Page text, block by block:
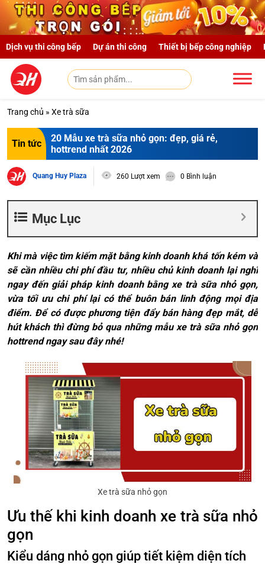
Skip to main content
Dịch vụ thi công bếp Dự án thi công Thiết bị bếp công nghiệp
Trang chủ » Xe trà sữa
Tin tức
20 Mẫu xe trà sữa nhỏ gọn: đẹp, giá rẻ,
hottrend nhất 2026
Quang Huy Plaza 260 Lượt xem 0 Bình luận
Mục Lục
Khi mà việc tìm kiếm mặt bằng kinh doanh khá tốn kém và
sẽ cần nhiều chi phí đầu tư, nhiều chủ kinh doanh lại nghĩ
ngay đến giải pháp kinh doanh bằng xe trà sữa nhỏ gọn,
vừa tối ưu chi phí lại có thể buôn bán linh động mọi địa
điểm. Để có được phương tiện đẩy bán hàng đẹp mắt, dễ
hút khách thì đừng bỏ qua những mẫu xe trà sữa nhỏ gọn
hottrend ngay sau đây nhé!
Xe trà sữa nhỏ gọn
Ưu thế khi kinh doanh xe trà sữa nhỏ
gọn
Kiểu dáng nhỏ gọn giúp tiết kiệm diện tích